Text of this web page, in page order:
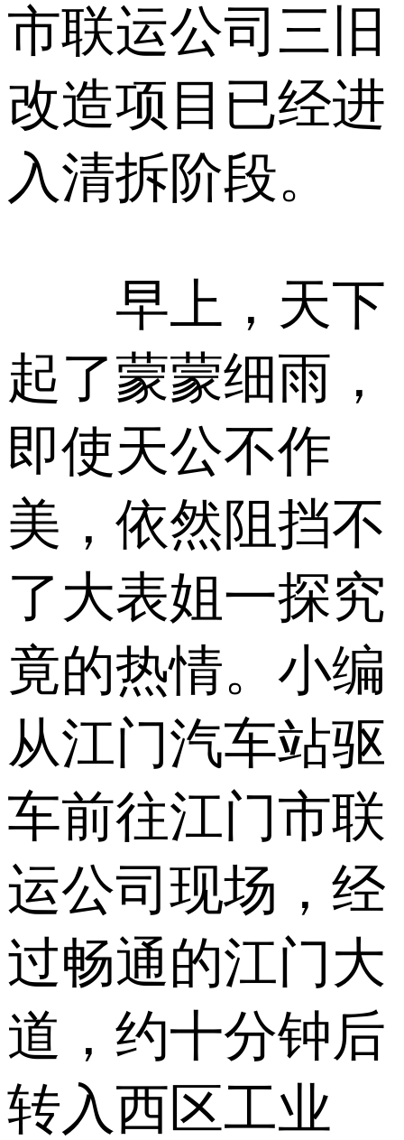
市联运公司三旧
改造项目已经进
入清拆阶段。
早上，天下
起了蒙蒙细雨，
即使天公不作
美，依然阻挡不
了大表姐一探究
竟的热情。小编
从江门汽车站驱
车前往江门市联
运公司现场，经
过畅通的江门大
道，约十分钟后
转入西区工业